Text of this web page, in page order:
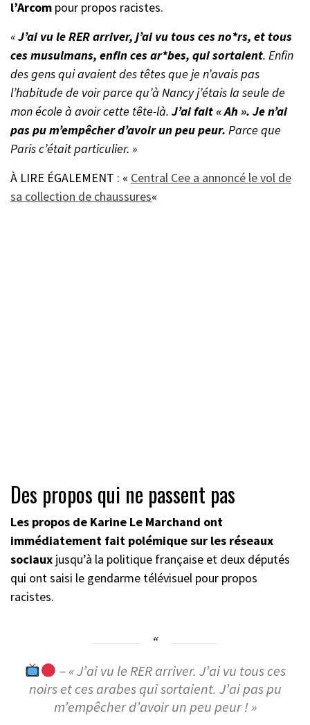
l’Arcom pour propos racistes.
«J’ai vu le RER arriver, j’ai vu tous ces no*rs, et tous
ces musulmans, enfin ces ar*bes, qui sortaient. Enfin
des gens qui avaient des têtes que je n’avais pas
l’habitude de voir parce qu’à Nancy j’étais la seule de
mon école à avoir cette tête-là. J’ai fait « Ah ». Je n’ai
pas pu m’empêcher d’avoir un peu peur. Parce que
Paris c’était particulier. »
À LIRE ÉGALEMENT : « Central Cee a annoncé le vol de
sa collection de chaussures«
Des propos qui ne passent pas
Les propos de Karine Le Marchand ont
immédiatement fait polémique sur les réseaux
sociaux jusqu’à la politique française et deux députés
qui ont saisi le gendarme télévisuel pour propos
racistes.
– « J’ai vu le RER arriver. J’ai vu tous ces
noirs et ces arabes qui sortaient. J’ai pas pu
m’empêcher d’avoir un peu peur ! »